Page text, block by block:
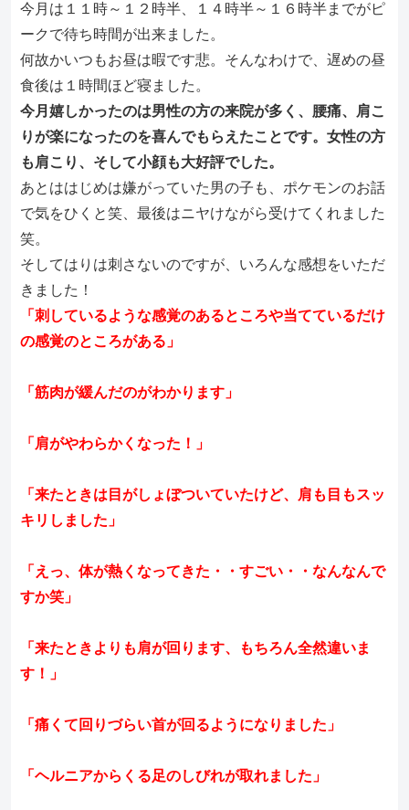
今月は１１時～１２時半、１４時半～１６時半までがピ
ークで待ち時間が出来ました。
何故かいつもお昼は暇です悲。そんなわけで、遅めの昼
食後は１時間ほど寝ました。
今月嬉しかったのは男性の方の来院が多く、腰痛、肩こ
りが楽になったのを喜んでもらえたことです。女性の方
も肩こり、そして小顔も大好評でした。
あとははじめは嫌がっていた男の子も、ポケモンのお話
で気をひくと笑、最後はニヤけながら受けてくれました
笑。
そしてはりは刺さないのですが、いろんな感想をいただ
きました！
「刺しているような感覚のあるところや当てているだけ
の感覚のところがある」
「筋肉が緩んだのがわかります」
「肩がやわらかくなった！」
「来たときは目がしょぼついていたけど、肩も目もスッ
キリしました」
「えっ、体が熱くなってきた・・すごい・・なんなんで
すか笑」
「来たときよりも肩が回ります、もちろん全然違いま
す！」
「痛くて回りづらい首が回るようになりました」
「ヘルニアからくる足のしびれが取れました」